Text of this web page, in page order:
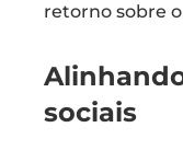
retorno sobre
sociais